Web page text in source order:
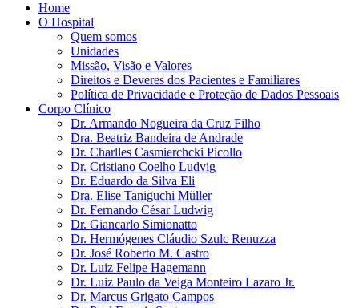
Home
O Hospital
Quem somos
Unidades
Missão, Visão e Valores
Direitos e Deveres dos Pacientes e Familiares
Política de Privacidade e Proteção de Dados Pessoais
Corpo Clínico
Dr. Armando Nogueira da Cruz Filho
Dra. Beatriz Bandeira de Andrade
Dr. Charlles Casmierchcki Picollo
Dr. Cristiano Coelho Ludvig
Dr. Eduardo da Silva Eli
Dra. Elise Taniguchi Müller
Dr. Fernando César Ludwig
Dr. Giancarlo Simionatto
Dr. Hermógenes Cláudio Szulc Renuzza
Dr. José Roberto M. Castro
Dr. Luiz Felipe Hagemann
Dr. Luiz Paulo da Veiga Monteiro Lazaro Jr.
Dr. Marcus Grigato Campos